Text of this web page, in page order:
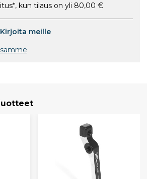
kun tilaus on yli 80,00 €
Kirjoita meille